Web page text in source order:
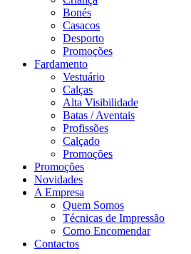
Bonés
Casacos
Desporto
Promoções
Fardamento
Vestuário
Calças
Alta Visibilidade
Batas / Aventais
Profissões
Calçado
Promoções
Promoções
Novidades
A Empresa
Quem Somos
Técnicas de Impressão
Como Encomendar
Contactos